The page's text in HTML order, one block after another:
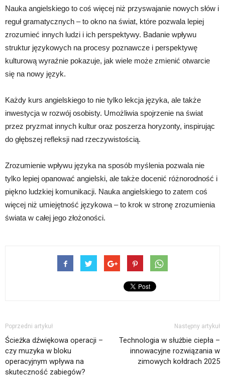
Nauka angielskiego to coś więcej niż przyswajanie nowych słów i
reguł gramatycznych – to okno na świat, które pozwala lepiej
zrozumieć innych ludzi i ich perspektywy. Badanie wpływu
struktur językowych na procesy poznawcze i perspektywę
kulturową wyraźnie pokazuje, jak wiele może zmienić otwarcie
się na nowy język.
Każdy kurs angielskiego to nie tylko lekcja języka, ale także
inwestycja w rozwój osobisty. Umożliwia spojrzenie na świat
przez pryzmat innych kultur oraz poszerza horyzonty, inspirując
do głębszej refleksji nad rzeczywistością.
Zrozumienie wpływu języka na sposób myślenia pozwala nie
tylko lepiej opanować angielski, ale także docenić różnorodność i
piękno ludzkiej komunikacji. Nauka angielskiego to zatem coś
więcej niż umiejętność językowa – to krok w stronę zrozumienia
świata w całej jego złożoności.
Poprzedni artykuł
Ścieżka dźwiękowa operacji –
czy muzyka w bloku
operacyjnym wpływa na
skuteczność zabiegów?
Następny artykuł
Technologia w służbie ciepła –
innowacyjne rozwiązania w
zimowych kołdrach 2025